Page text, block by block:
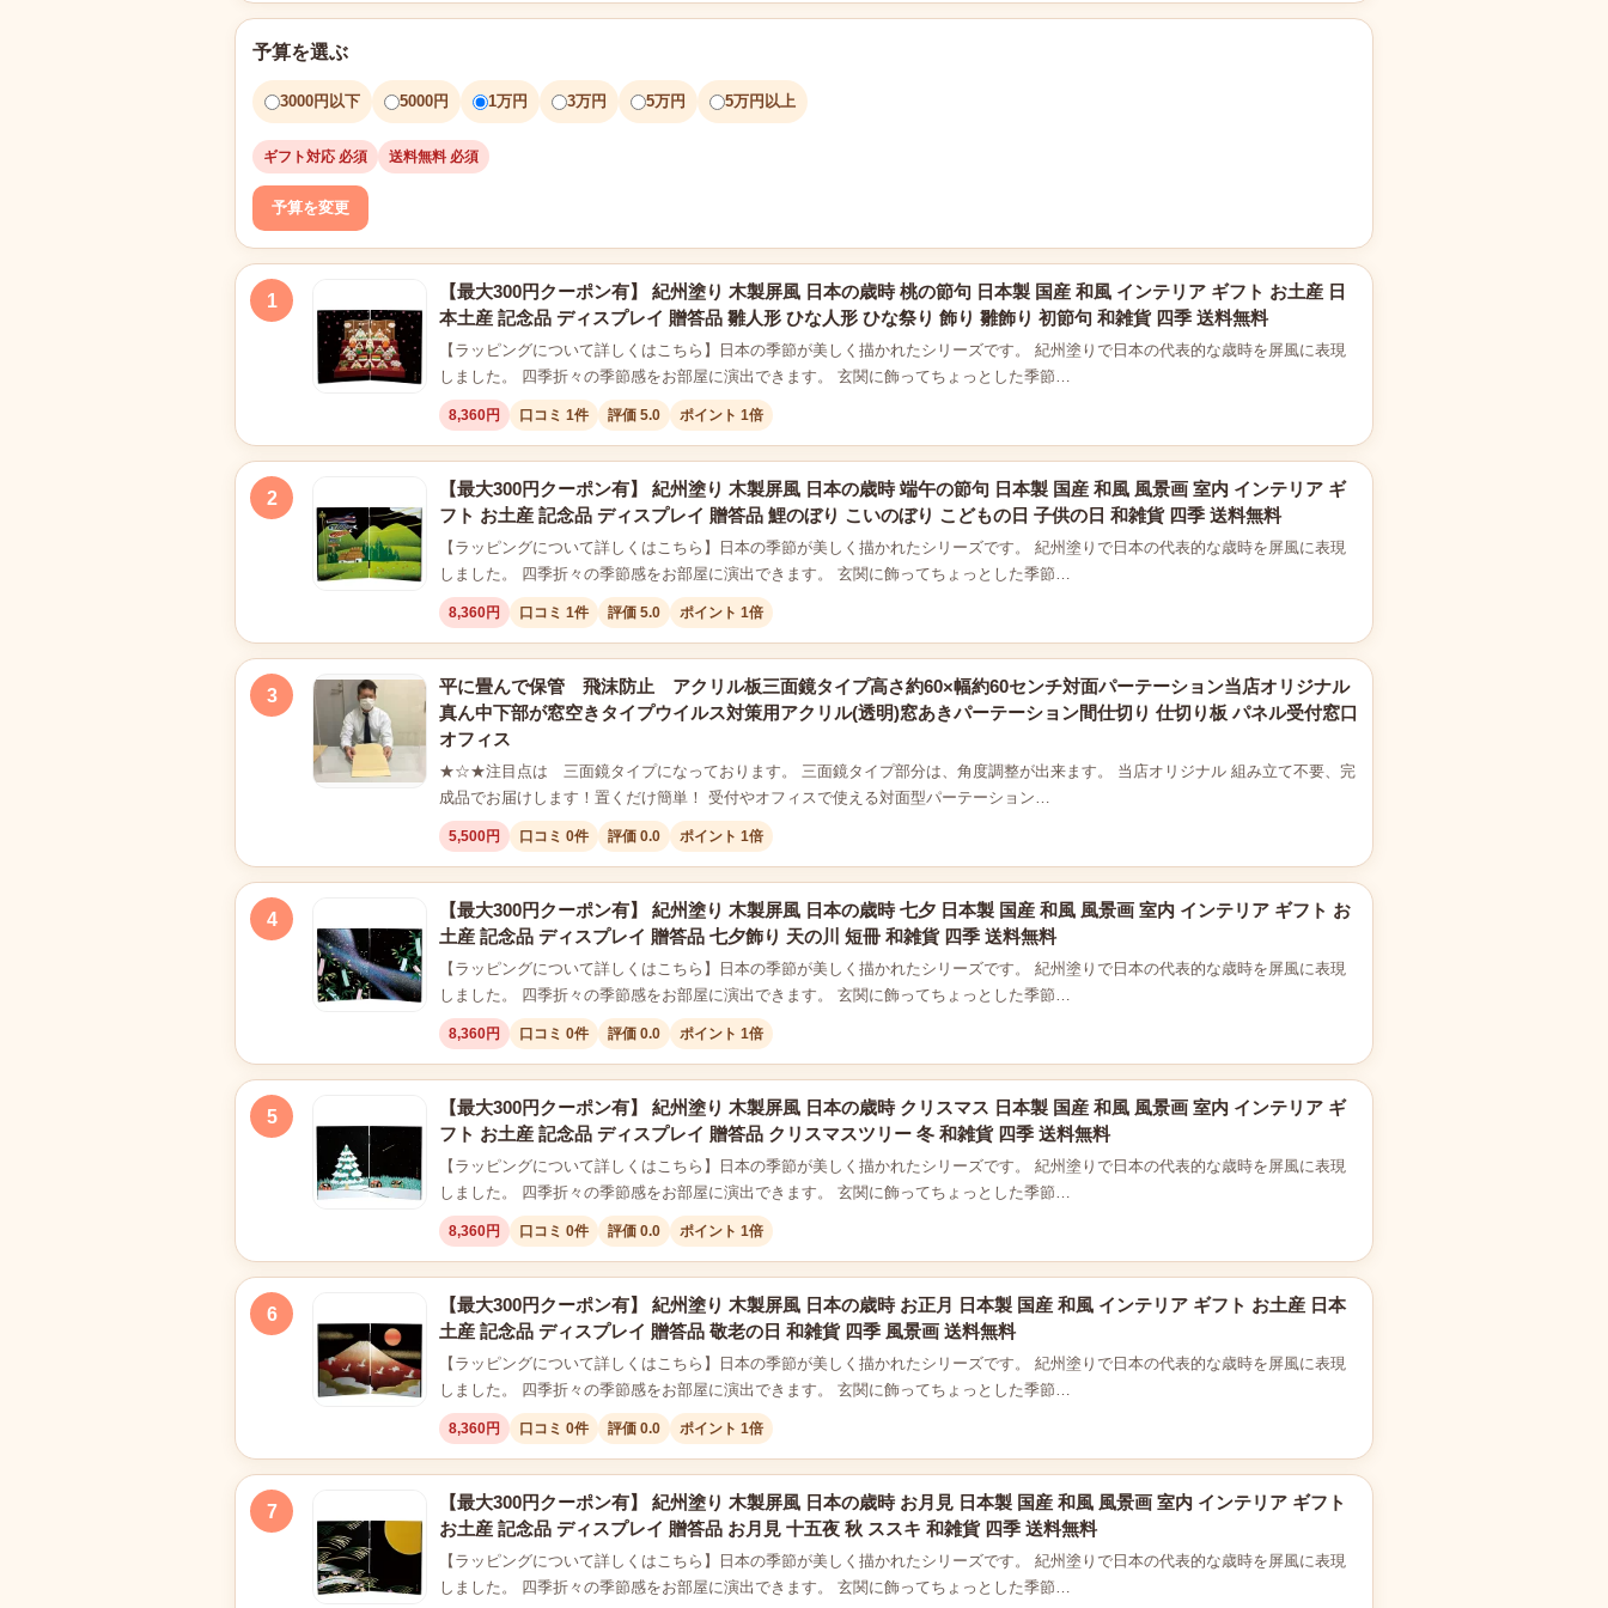
予算を選ぶ
3000円以下 5000円 1万円 3万円 5万円 5万円以上
ギフト対応 必須 送料無料 必須
予算を変更
1
【最大300円クーポン有】 紀州塗り 木製屏風 日本の歳時 桃の節句 日本製 国産 和風 インテリア ギフト お土産 日
本土産 記念品 ディスプレイ 贈答品 雛人形 ひな人形 ひな祭り 飾り 雛飾り 初節句 和雑貨 四季 送料無料
【ラッピングについて詳しくはこちら】日本の季節が美しく描かれたシリーズです。 紀州塗りで日本の代表的な歳時を屏風に表現
しました。 四季折々の季節感をお部屋に演出できます。 玄関に飾ってちょっとした季節…
8,360円 口コミ 1件 評価 5.0 ポイント 1倍
2
【最大300円クーポン有】 紀州塗り 木製屏風 日本の歳時 端午の節句 日本製 国産 和風 風景画 室内 インテリア ギ
フト お土産 記念品 ディスプレイ 贈答品 鯉のぼり こいのぼり こどもの日 子供の日 和雑貨 四季 送料無料
【ラッピングについて詳しくはこちら】日本の季節が美しく描かれたシリーズです。 紀州塗りで日本の代表的な歳時を屏風に表現
しました。 四季折々の季節感をお部屋に演出できます。 玄関に飾ってちょっとした季節…
8,360円 口コミ 1件 評価 5.0 ポイント 1倍
3
平に畳んで保管 飛沫防止 アクリル板三面鏡タイプ高さ約60×幅約60センチ対面パーテーション当店オリジナル
真ん中下部が窓空きタイプウイルス対策用アクリル(透明)窓あきパーテーション間仕切り 仕切り板 パネル受付窓口
オフィス
★☆★注目点は 三面鏡タイプになっております。 三面鏡タイプ部分は、角度調整が出来ます。 当店オリジナル 組み立て不要、完
成品でお届けします！置くだけ簡単！ 受付やオフィスで使える対面型パーテーション…
5,500円 口コミ 0件 評価 0.0 ポイント 1倍
4
【最大300円クーポン有】 紀州塗り 木製屏風 日本の歳時 七夕 日本製 国産 和風 風景画 室内 インテリア ギフト お
土産 記念品 ディスプレイ 贈答品 七夕飾り 天の川 短冊 和雑貨 四季 送料無料
【ラッピングについて詳しくはこちら】日本の季節が美しく描かれたシリーズです。 紀州塗りで日本の代表的な歳時を屏風に表現
しました。 四季折々の季節感をお部屋に演出できます。 玄関に飾ってちょっとした季節…
8,360円 口コミ 0件 評価 0.0 ポイント 1倍
5
【最大300円クーポン有】 紀州塗り 木製屏風 日本の歳時 クリスマス 日本製 国産 和風 風景画 室内 インテリア ギ
フト お土産 記念品 ディスプレイ 贈答品 クリスマスツリー 冬 和雑貨 四季 送料無料
【ラッピングについて詳しくはこちら】日本の季節が美しく描かれたシリーズです。 紀州塗りで日本の代表的な歳時を屏風に表現
しました。 四季折々の季節感をお部屋に演出できます。 玄関に飾ってちょっとした季節…
8,360円 口コミ 0件 評価 0.0 ポイント 1倍
6
【最大300円クーポン有】 紀州塗り 木製屏風 日本の歳時 お正月 日本製 国産 和風 インテリア ギフト お土産 日本
土産 記念品 ディスプレイ 贈答品 敬老の日 和雑貨 四季 風景画 送料無料
【ラッピングについて詳しくはこちら】日本の季節が美しく描かれたシリーズです。 紀州塗りで日本の代表的な歳時を屏風に表現
しました。 四季折々の季節感をお部屋に演出できます。 玄関に飾ってちょっとした季節…
8,360円 口コミ 0件 評価 0.0 ポイント 1倍
7
【最大300円クーポン有】 紀州塗り 木製屏風 日本の歳時 お月見 日本製 国産 和風 風景画 室内 インテリア ギフト
お土産 記念品 ディスプレイ 贈答品 お月見 十五夜 秋 ススキ 和雑貨 四季 送料無料
【ラッピングについて詳しくはこちら】日本の季節が美しく描かれたシリーズです。 紀州塗りで日本の代表的な歳時を屏風に表現
しました。 四季折々の季節感をお部屋に演出できます。 玄関に飾ってちょっとした季節…